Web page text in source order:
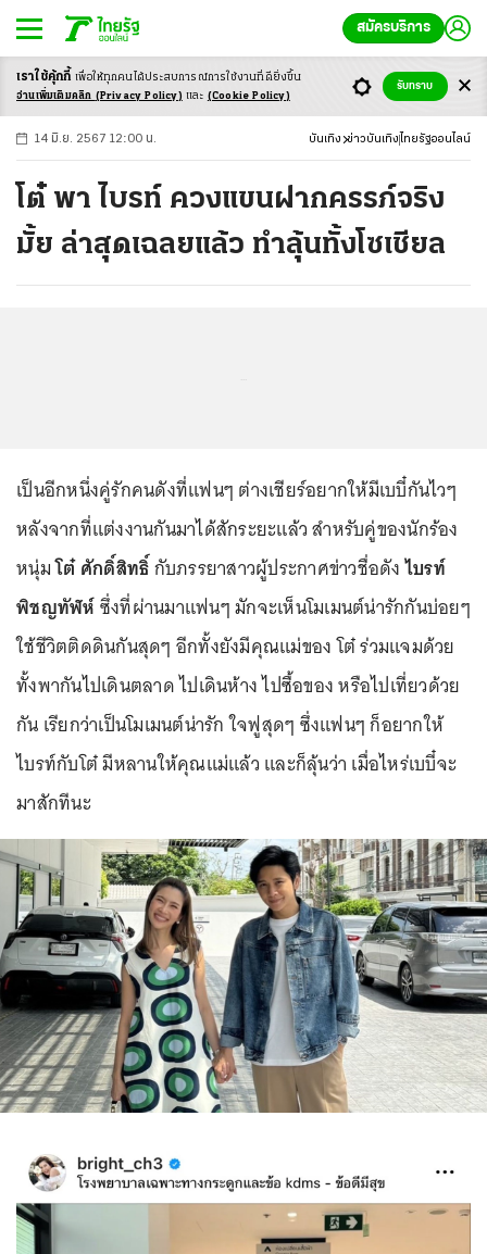
สมัครบริการ
-ก ก ก+
14 มิ.ย. 2567 12:00 น. บันเทิง ข่าวบันเทิง ไทยรัฐออนไลน์
โต๋ พา ไบรท์ ควงแขนฝากครรภ์จริง
มั้ย ล่าสุดเฉลยแล้ว ทำลุ้นทั้งโซเชียล
เป็นอีกหนึ่งคู่รักคนดังที่แฟนๆ ต่างเชียร์อยากให้มีเบบี๋กันไวๆ
หลังจากที่แต่งงานกันมาได้สักระยะแล้ว สำหรับคู่ของนักร้อง
หนุ่มโต๋ ศักดิ์สิทธิ์กับภรรยาสาวผู้ประกาศข่าวชื่อดังไบรท์
พิชญทัฬห์ซึ่งที่ผ่านมาแฟนๆ มักจะเห็นโมเมนต์น่ารักกันบ่อยๆ
ใช้ชีวิตติดดินกันสุดๆ อีกทั้งยังมีคุณแม่ของ โต๋ ร่วมแจมด้วย
ทั้งพากันไปเดินตลาด ไปเดินห้าง ไปซื้อของ หรือไปเที่ยวด้วย
กัน เรียกว่าเป็นโมเมนต์น่ารัก ใจฟูสุดๆ ซึ่งแฟนๆ ก็อยากให้
ไบรท์กับโต๋ มีหลานให้คุณแม่แล้ว และก็ลุ้นว่า เมื่อไหร่เบบี๋จะ
มาสักทีนะ
เราใช้คุ้กกี้ เพื่อให้ทุกคนได้ประสบการณ์การใช้งานที่ดียิ่งขึ้น
อ่านเพิ่มเติมคลิก (Privacy Policy) และ (Cookie Policy)
รับทราบ